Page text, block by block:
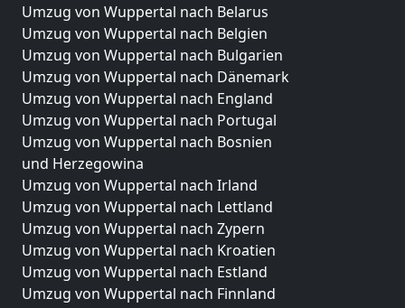
Umzug von Wuppertal nach Belarus
Umzug von Wuppertal nach Belgien
Umzug von Wuppertal nach Bulgarien
Umzug von Wuppertal nach Dänemark
Umzug von Wuppertal nach England
Umzug von Wuppertal nach Portugal
Umzug von Wuppertal nach Bosnien
und Herzegowina
Umzug von Wuppertal nach Irland
Umzug von Wuppertal nach Lettland
Umzug von Wuppertal nach Zypern
Umzug von Wuppertal nach Kroatien
Umzug von Wuppertal nach Estland
Umzug von Wuppertal nach Finnland